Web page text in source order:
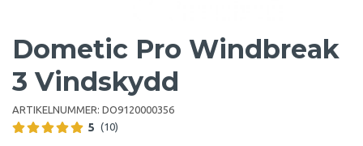
Dometic Pro Windbreak
3 Vindskydd
ARTIKELNUMMER: DO9120000356
5 (10)